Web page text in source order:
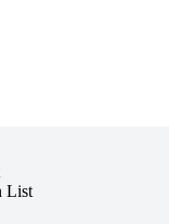
List